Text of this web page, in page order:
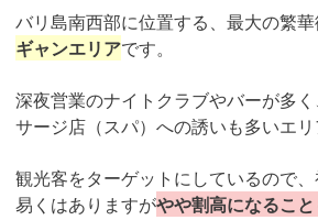
バリ島南西部に位置する、最大の繁
ギャンエリアです。
深夜営業のナイトクラブやバーが多
サージ店（スパ）への誘いも多いエリ
観光客をターゲットにしているので
易くはありますがやや割高になること